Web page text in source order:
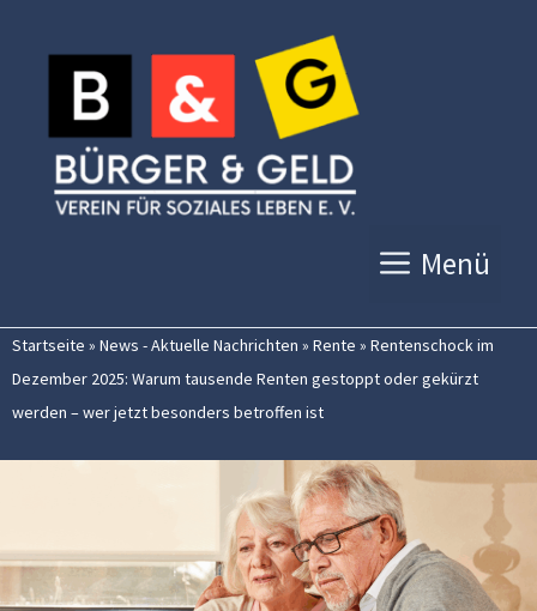
Inhalt
springen
Menü
Startseite » News - Aktuelle Nachrichten » Rente » Rentenschock im
Dezember 2025: Warum tausende Renten gestoppt oder gekürzt
werden – wer jetzt besonders betroffen ist